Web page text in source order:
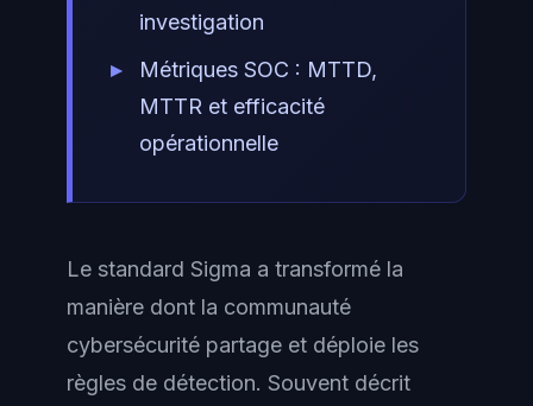
investigation
Métriques SOC : MTTD,
MTTR et efficacité
opérationnelle
Le standard Sigma a transformé la
manière dont la communauté
cybersécurité partage et déploie les
règles de détection. Souvent décrit